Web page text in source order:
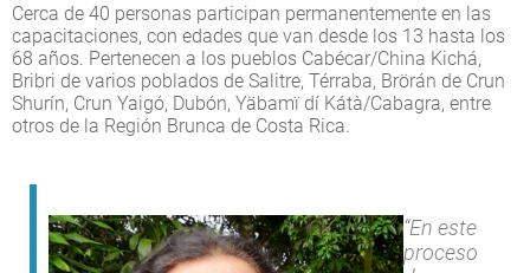
Cerca de 40 personas participan permanentemente en las
capacitaciones, con edades que van desde los 13 hasta los
68 años. Pertenecen a los pueblos Cabécar/China Kichá,
Bribri de varios poblados de Salitre, Térraba, Brörán de Crun
Shurín, Crun Yaigó, Dubón, Yäbamï dí Kátà/Cabagra, entre
otros de la Región Brunca de Costa Rica.
“En este
proceso